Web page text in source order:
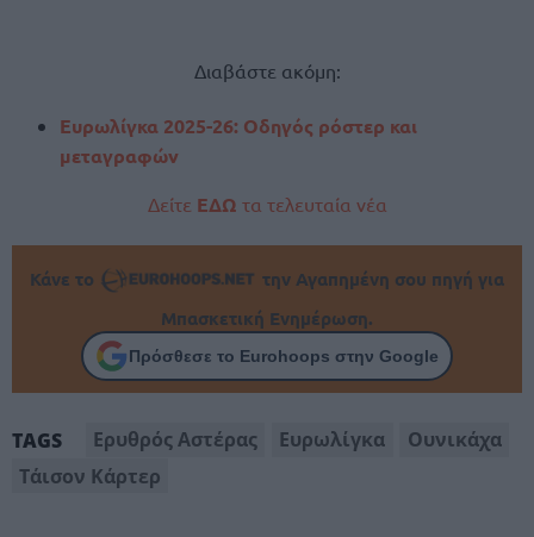
Διαβάστε ακόμη:
Ευρωλίγκα 2025-26: Οδηγός ρόστερ και
μεταγραφών
Δείτε ΕΔΩ τα τελευταία νέα
Κάνε το
την Αγαπημένη σου πηγή για
Μπασκετική Ενημέρωση.
Πρόσθεσε το Eurohoops στην Google
TAGS Ερυθρός Αστέρας Ευρωλίγκα
Ουνικάχα
Τάισον Κάρτερ